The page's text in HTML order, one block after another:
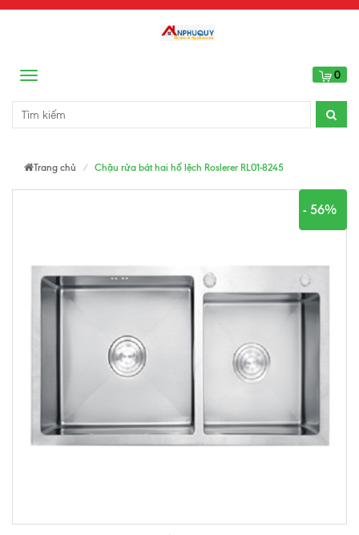
Menu 0
Trang chủ Chậu rửa bát hai hố lệch Roslerer RL01-8245
- 56%